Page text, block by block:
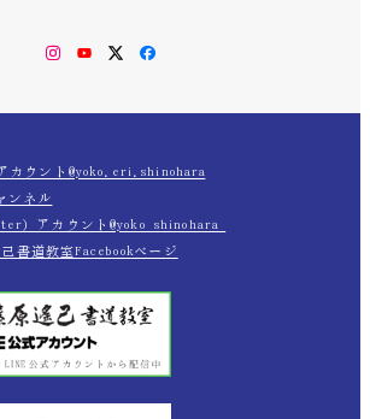
Instagram
YouTubeTwitterFacebook
カウント@yoko.eri.shinohara
ンネル
）アカウント@yoko_shinohara_
書道教室Facebookページ